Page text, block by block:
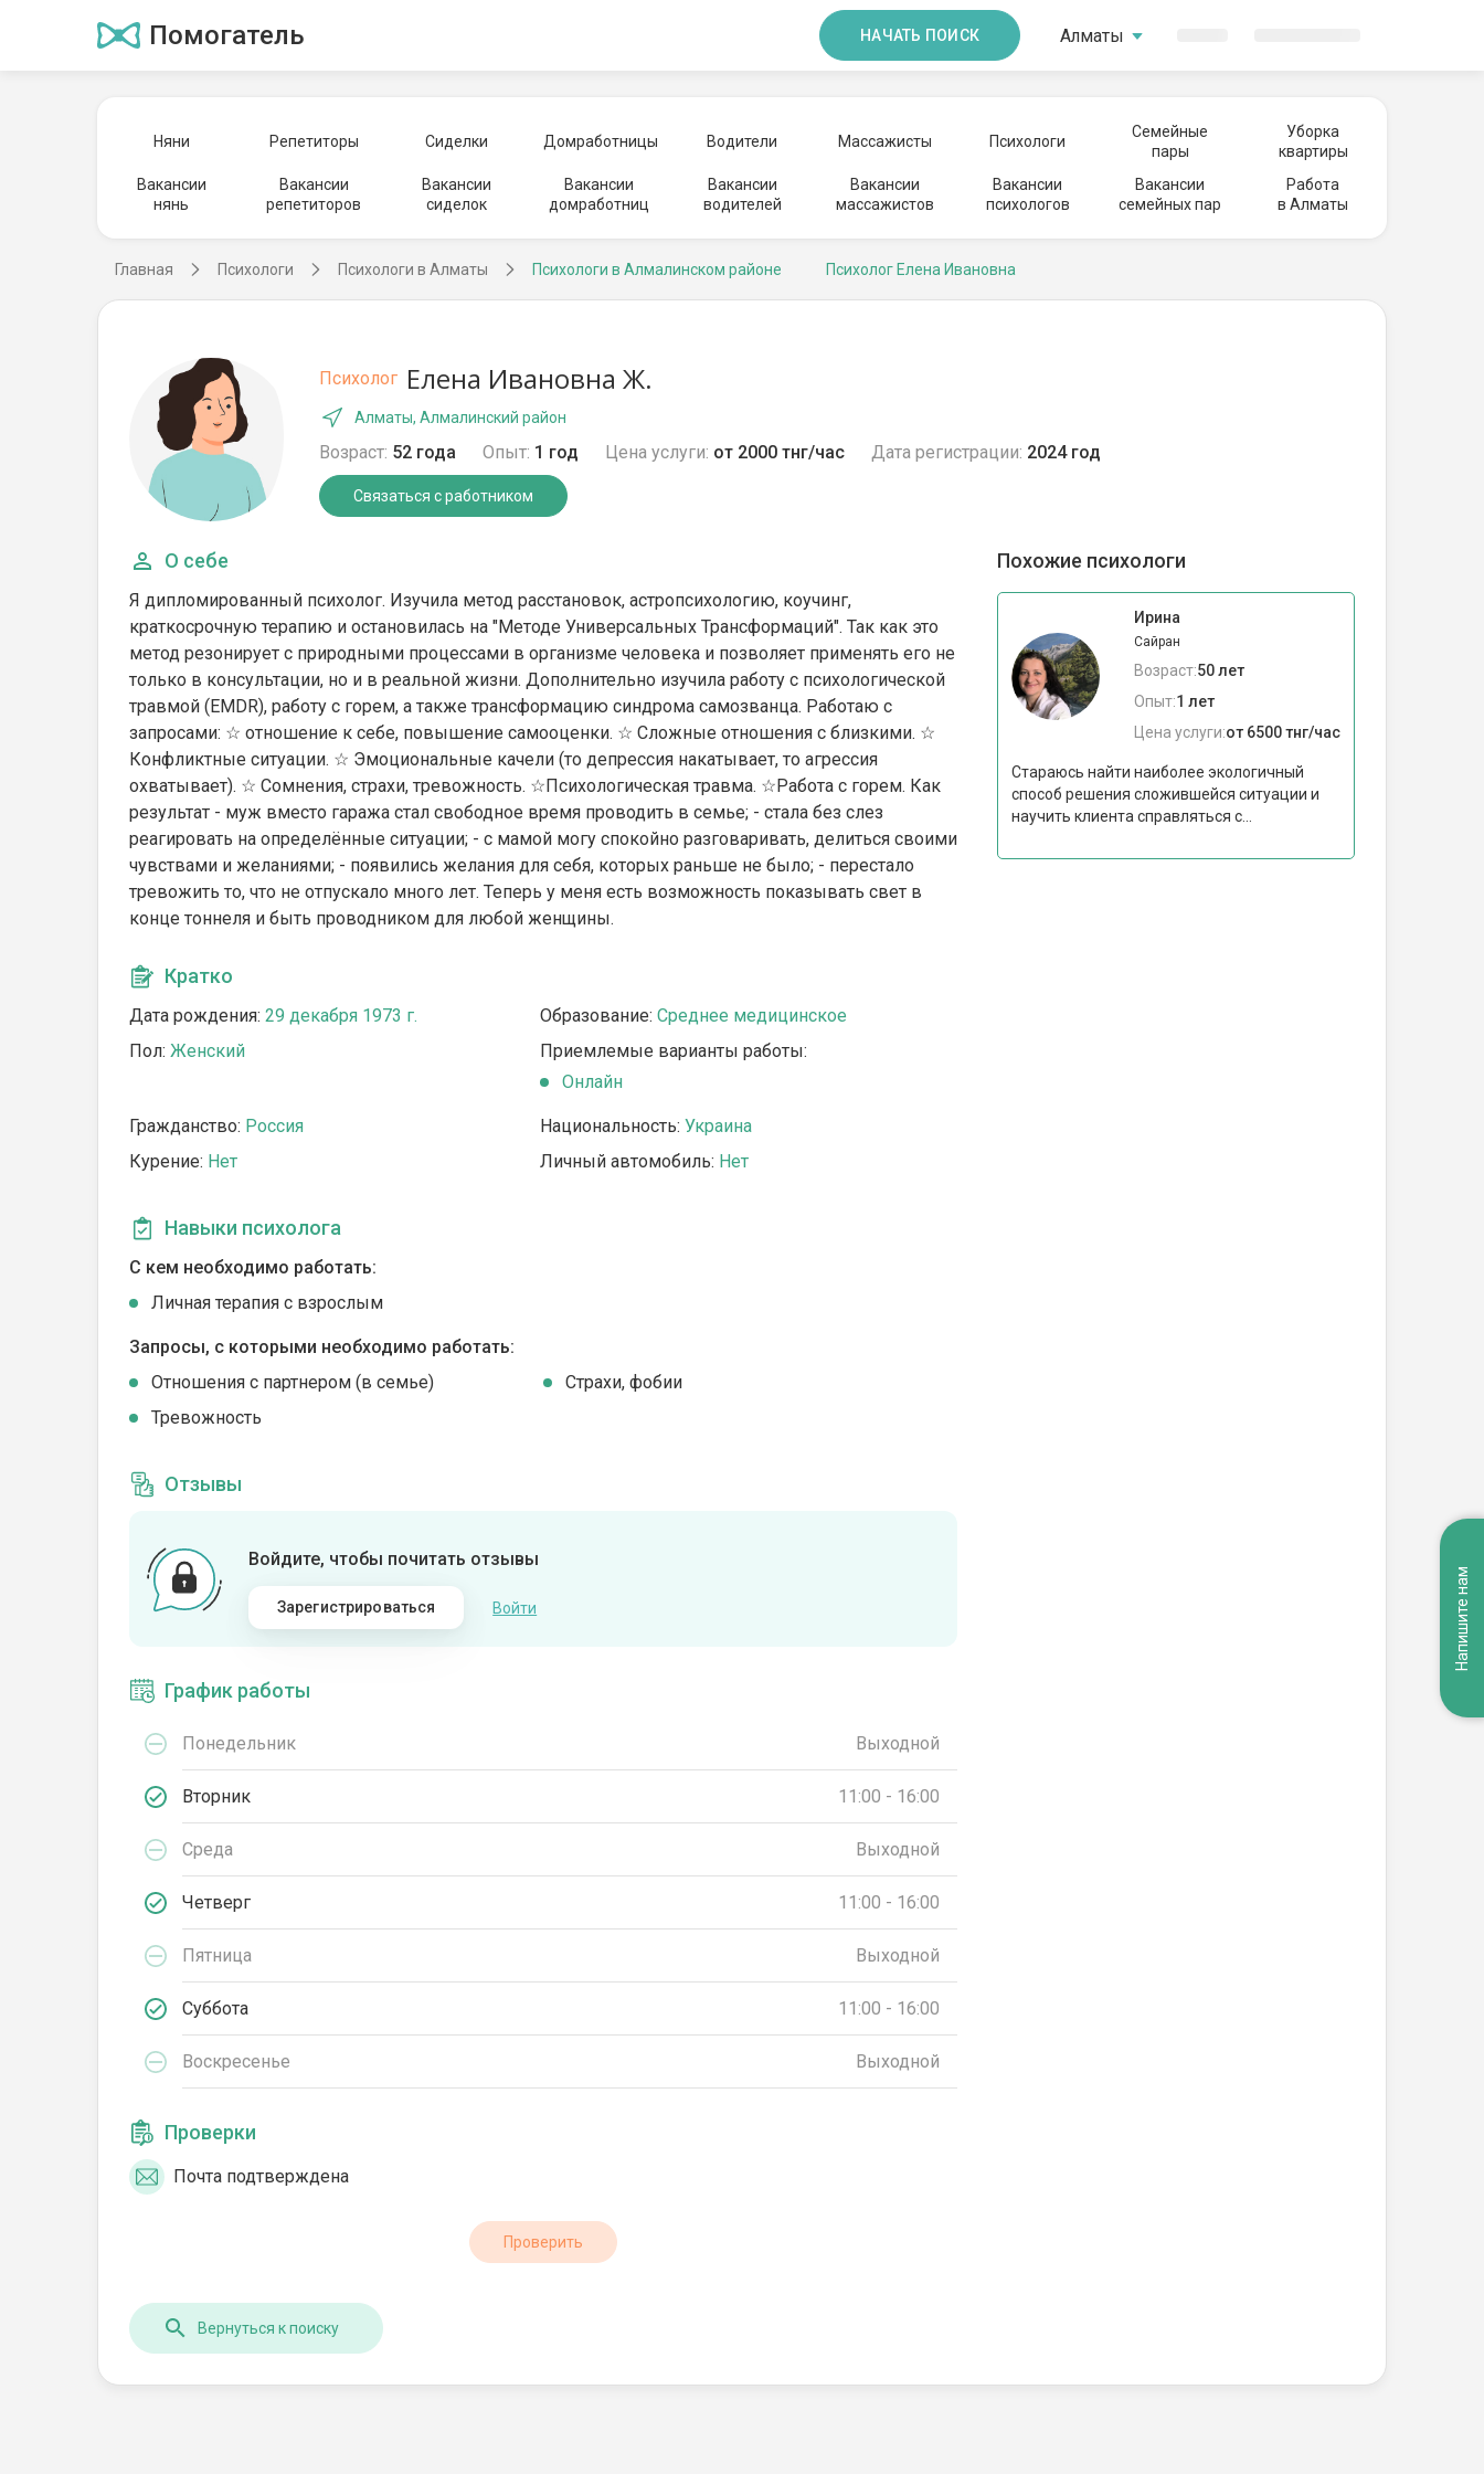
Помогатель НАЧАТЬ ПОИСК Алматы
Няни Репетиторы Сиделки Домработницы Водители Массажисты Психологи
Семейные
пары
Уборка
квартиры
Вакансии
нянь
Вакансии
репетиторов
Вакансии
сиделок
Вакансии
домработниц
Вакансии
водителей
Вакансии
массажистов
Вакансии
психологов
Вакансии
семейных пар
Работа
в Алматы
Главная Психологи Психологи в Алматы Психологи в Алмалинском районе Психолог Елена Ивановна
Психолог Елена Ивановна Ж.
Алматы, Алмалинский район
Возраст: 52 года Опыт: 1 год Цена услуги: от 2000 тнг/час Дата регистрации: 2024 год
Связаться с работником
О себе
Я дипломированный психолог. Изучила метод расстановок, астропсихологию, коучинг,
краткосрочную терапию и остановилась на "Методе Универсальных Трансформаций". Так как это
метод резонирует с природными процессами в организме человека и позволяет применять его не
только в консультации, но и в реальной жизни. Дополнительно изучила работу с психологической
травмой (EMDR), работу с горем, а также трансформацию синдрома самозванца. Работаю с
запросами: ☆ отношение к себе, повышение самооценки. ☆ Сложные отношения с близкими. ☆
Конфликтные ситуации. ☆ Эмоциональные качели (то депрессия накатывает, то агрессия
охватывает). ☆ Сомнения, страхи, тревожность. ☆Психологическая травма. ☆Работа с горем. Как
результат - муж вместо гаража стал свободное время проводить в семье; - стала без слез
реагировать на определённые ситуации; - с мамой могу спокойно разговаривать, делиться своими
чувствами и желаниями; - появились желания для себя, которых раньше не было; - перестало
тревожить то, что не отпускало много лет. Теперь у меня есть возможность показывать свет в
конце тоннеля и быть проводником для любой женщины.
Кратко
Дата рождения: 29 декабря 1973 г. Образование: Среднее медицинское
Пол: Женский
Приемлемые варианты работы:
Онлайн
Гражданство: Россия Национальность: Украина
Курение: Нет Личный автомобиль: Нет
Навыки психолога
С кем необходимо работать:
Личная терапия с взрослым
Запросы, с которыми необходимо работать:
Отношения с партнером (в семье)
Страхи, фобии
Тревожность
Отзывы
Войдите, чтобы почитать отзывы
Зарегистрироваться Войти
График работы
Понедельник Выходной
Вторник 11:00 - 16:00
Среда Выходной
Четверг 11:00 - 16:00
Пятница Выходной
Суббота 11:00 - 16:00
Воскресенье Выходной
Проверки
Почта подтверждена
Проверить
Похожие психологи
Ирина
Сайран
Возраст:50 лет
Опыт:1 лет
Цена услуги:от 6500 тнг/час
Стараюсь найти наиболее экологичный
способ решения сложившейся ситуации и
научить клиента справляться с...
Вернуться к поиску
Напишите нам